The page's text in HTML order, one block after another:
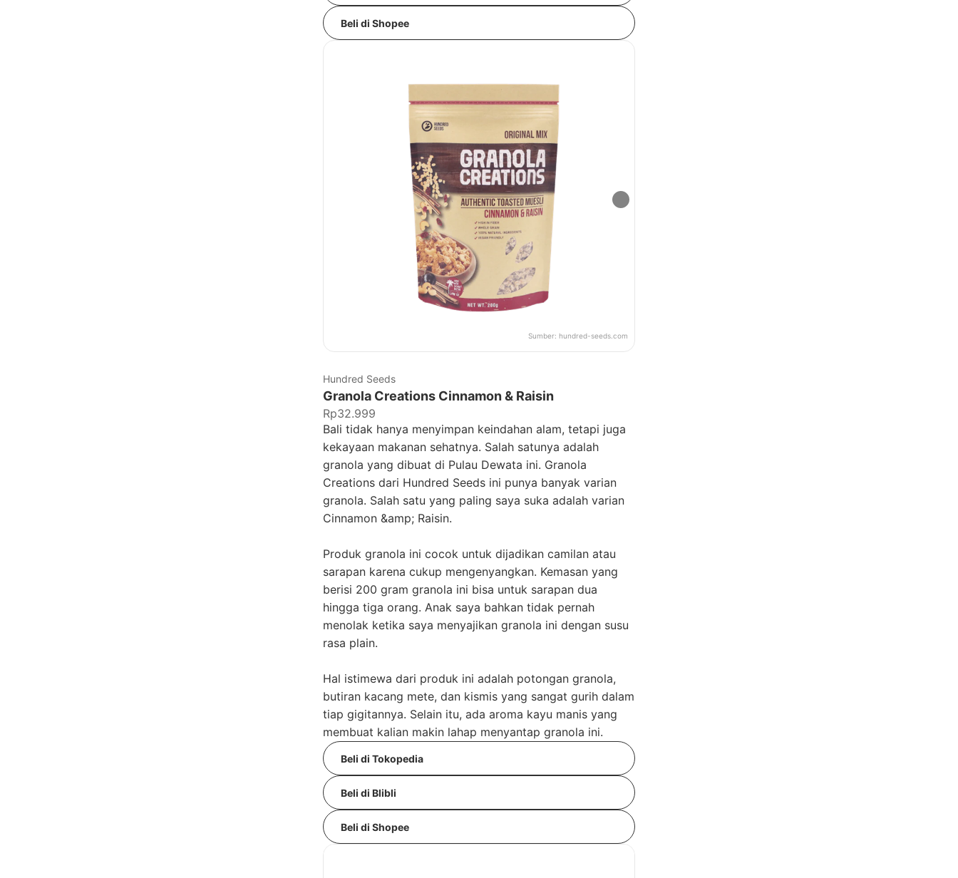
Beli di Shopee
Sumber: hundred-seeds.com
Hundred Seeds
Granola Creations Cinnamon & Raisin
Rp32.999
Bali tidak hanya menyimpan keindahan alam, tetapi juga
kekayaan makanan sehatnya. Salah satunya adalah
granola yang dibuat di Pulau Dewata ini. Granola
Creations dari Hundred Seeds ini punya banyak varian
granola. Salah satu yang paling saya suka adalah varian
Cinnamon &amp; Raisin.
Produk granola ini cocok untuk dijadikan camilan atau
sarapan karena cukup mengenyangkan. Kemasan yang
berisi 200 gram granola ini bisa untuk sarapan dua
hingga tiga orang. Anak saya bahkan tidak pernah
menolak ketika saya menyajikan granola ini dengan susu
rasa plain.
Hal istimewa dari produk ini adalah potongan granola,
butiran kacang mete, dan kismis yang sangat gurih dalam
tiap gigitannya. Selain itu, ada aroma kayu manis yang
membuat kalian makin lahap menyantap granola ini.
Beli di Tokopedia
Beli di Blibli
Beli di Shopee